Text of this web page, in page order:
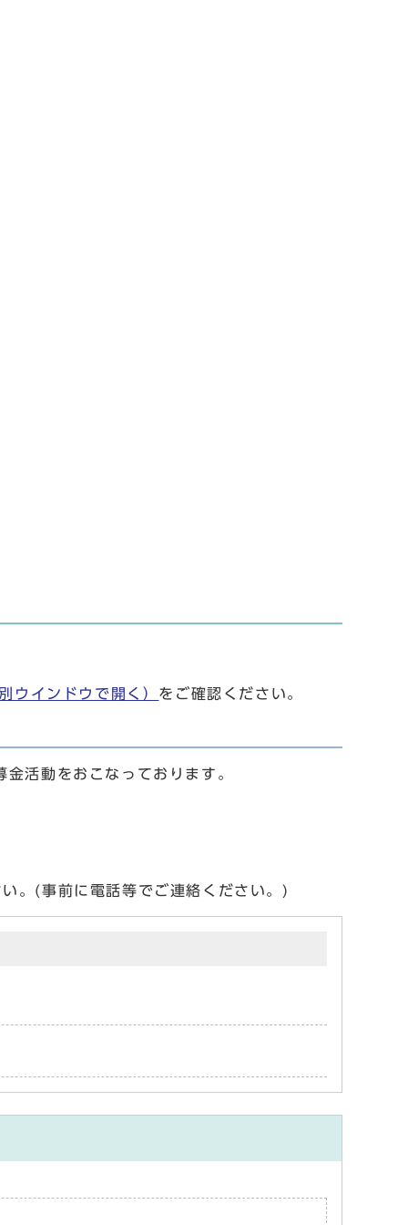
別ウインドウで開く） をご確認ください。
活動をおこなっております。
。(事前に電話等でご連絡ください。)